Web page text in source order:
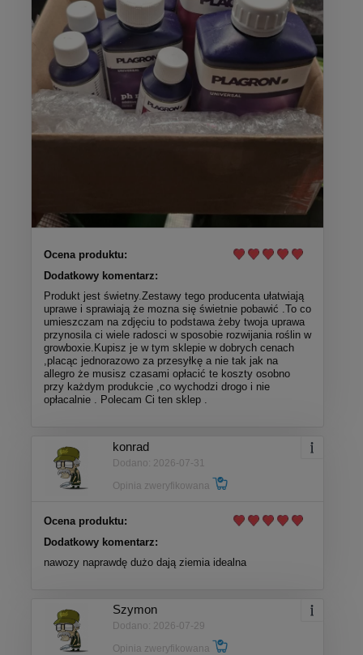
Ocena produktu:
Dodatkowy komentarz:
Produkt jest świetny.Zestawy tego producenta ułatwiają
uprawe i sprawiają że mozna się świetnie pobawić .To co
umieszczam na zdjęciu to podstawa żeby twoja uprawa
przynosila ci wiele radosci w sposobie rozwijania roślin w
growboxie.Kupisz je w tym sklepie w dobrych cenach
,placąc jednorazowo za przesyłkę a nie tak jak na
allegro że musisz czasami opłacić te koszty osobno
przy każdym produkcie ,co wychodzi drogo i nie
opłacalnie . Polecam Ci ten sklep .
konrad
Dodano: 2026-07-31
Opinia zweryfikowana
Ocena produktu:
Dodatkowy komentarz:
nawozy naprawdę dużo dają ziemia idealna
Szymon
Dodano: 2026-07-29
Opinia zweryfikowana